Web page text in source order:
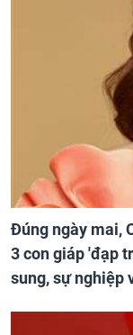
Đúng ngày mai,
3 con giáp 'đạp
sung, sự nghiệp